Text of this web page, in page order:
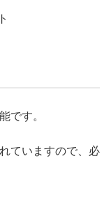
です。
ていますので、必